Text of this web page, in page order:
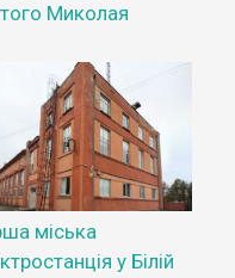
Миколая
міська
у Білій